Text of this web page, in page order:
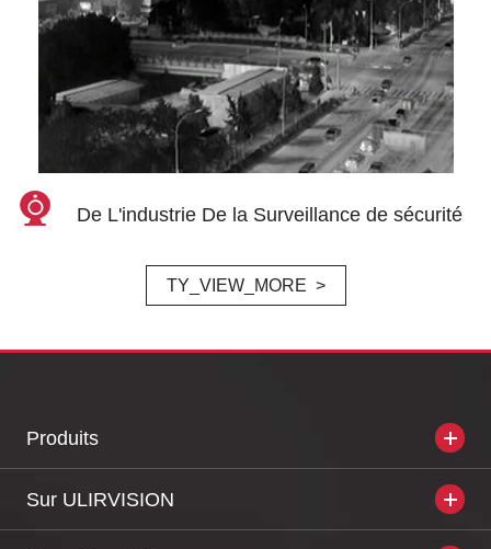
De L'industrie De la Surveillance de sécurité
TY_VIEW_MORE
Produits
Sur ULIRVISION